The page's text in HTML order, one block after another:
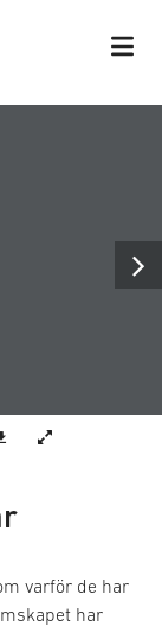
varför de har
har